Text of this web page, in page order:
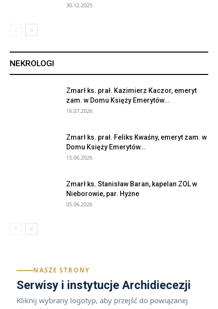
30.12.2025
NEKROLOGI
Zmarł ks. prał. Kazimierz Kaczor, emeryt
zam. w Domu Księży Emerytów...
16.07.2026
Zmarł ks. prał. Feliks Kwaśny, emeryt zam. w
Domu Księży Emerytów...
15.06.2026
Zmarł ks. Stanisław Baran, kapelan ZOL w
Nieborowie, par. Hyżne
05.06.2026
NASZE STRONY
Serwisy i instytucje Archidiecezji
Kliknij wybrany logotyp, aby przejść do powiązanej